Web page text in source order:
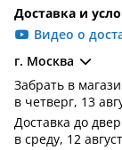
Доставка и
Видео о
г. Москва
Забрать в
в четверг, 13
Доставка до
в среду, 12